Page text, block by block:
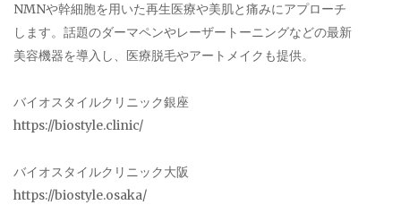
NMNや幹細胞を用いた再生医療や美肌と痛みにアプローチ
します。話題のダーマペンやレーザートーニングなどの最新
美容機器を導入し、医療脱毛やアートメイクも提供。
バイオスタイルクリニック銀座
https://biostyle.clinic/
バイオスタイルクリニック大阪
https://biostyle.osaka/